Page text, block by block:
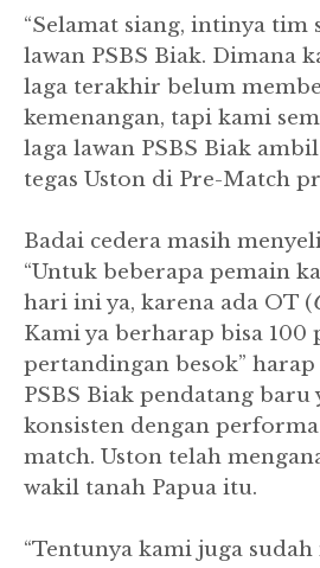
“Selamat siang, intinya tim
lawan PSBS Biak. Dimana
laga terakhir belum
kemenangan, tapi kami
laga lawan PSBS Biak
tegas Uston di Pre-Match
Badai cedera masih
“Untuk beberapa pemain
hari ini ya, karena ada OT (
Kami ya berharap bisa 100
pertandingan besok” harap
PSBS Biak pendatang baru
konsisten dengan
match. Uston telah
wakil tanah Papua itu.
“Tentunya kami juga